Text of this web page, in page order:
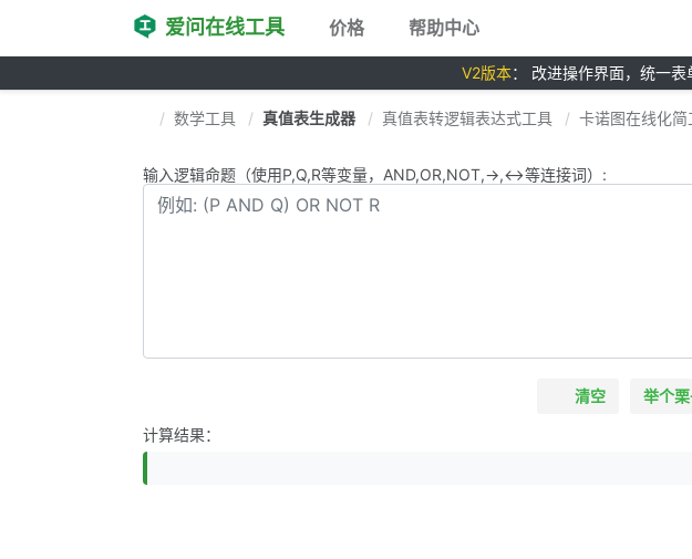
爱问在线工具 价格 帮助中心
V2版本： 改进操作界面，统一
数学工具 真值表生成器 真值表转逻辑表达式工具 卡诺图在线化简
输入逻辑命题（使用P,Q,R等变量，AND,OR,NOT,→,↔等连接词）:
清空 举个
计算结果：